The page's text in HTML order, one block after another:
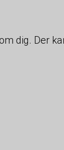
dig. Der